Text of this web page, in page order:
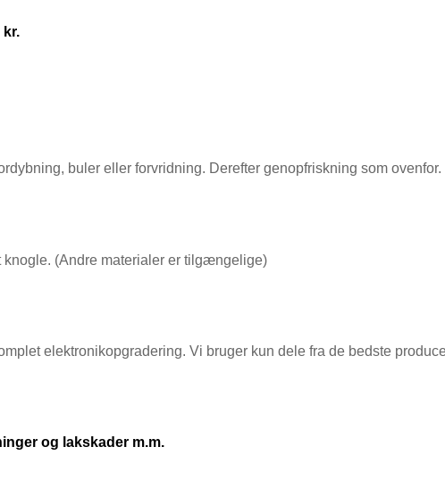
kr.
buler eller forvridning. Derefter genopfriskning som ovenfor.
knogle. (Andre materialer er tilgængelige)
elektronikopgradering. Vi bruger kun dele fra de bedste
og lakskader m.m.